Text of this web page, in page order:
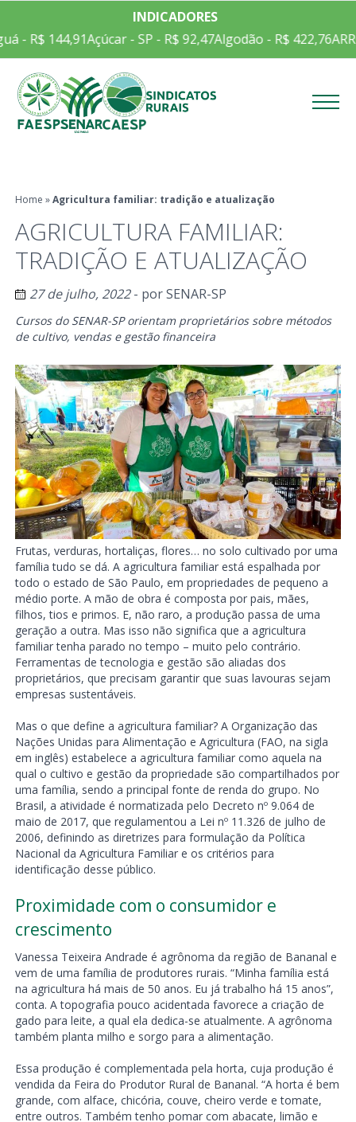
INDICADORES
144,91Açúcar - SP - R$ 92,47Algodão - R$ 422,76ARROZ
Home »Agricultura familiar: tradição e atualização
AGRICULTURA FAMILIAR:
TRADIÇÃO E ATUALIZAÇÃO
27 de julho, 2022- porSENAR-SP
Cursos do SENAR-SP orientam proprietários sobre métodos
de cultivo, vendas e gestão financeira
Frutas, verduras, hortaliças, flores… no solo cultivado por uma
família tudo se dá. A agricultura familiar está espalhada por
todo o estado de São Paulo, em propriedades de pequeno a
médio porte. A mão de obra é composta por pais, mães,
filhos, tios e primos. E, não raro, a produção passa de uma
geração a outra. Mas isso não significa que a agricultura
familiar tenha parado no tempo – muito pelo contrário.
Ferramentas de tecnologia e gestão são aliadas dos
proprietários, que precisam garantir que suas lavouras sejam
empresas sustentáveis.
Mas o que define a agricultura familiar? A Organização das
Nações Unidas para Alimentação e Agricultura (FAO, na sigla
em inglês) estabelece a agricultura familiar como aquela na
qual o cultivo e gestão da propriedade são compartilhados por
uma família, sendo a principal fonte de renda do grupo. No
Brasil, a atividade é normatizada pelo Decreto nº 9.064 de
maio de 2017, que regulamentou a Lei nº 11.326 de julho de
2006, definindo as diretrizes para formulação da Política
Nacional da Agricultura Familiar e os critérios para
identificação desse público.
Proximidade com o consumidor e
crescimento
Vanessa Teixeira Andrade é agrônoma da região de Bananal e
vem de uma família de produtores rurais. “Minha família está
na agricultura há mais de 50 anos. Eu já trabalho há 15 anos”,
conta. A topografia pouco acidentada favorece a criação de
gado para leite, a qual ela dedica-se atualmente. A agrônoma
também planta milho e sorgo para a alimentação.
Essa produção é complementada pela horta, cuja produção é
vendida da Feira do Produtor Rural de Bananal. “A horta é bem
grande, com alface, chicória, couve, cheiro verde e tomate,
entre outros. Também tenho pomar com abacate, limão e